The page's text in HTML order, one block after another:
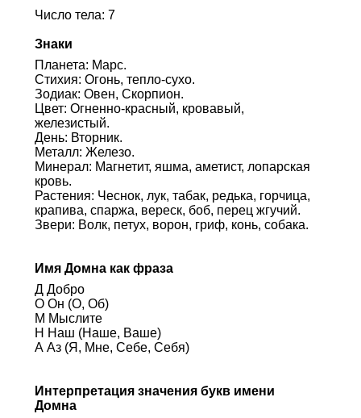
Число тела: 7
Знаки
Планета: Марс.
Стихия: Огонь, тепло-сухо.
Зодиак: Овен, Скорпион.
Цвет: Огненно-красный, кровавый,
железистый.
День: Вторник.
Металл: Железо.
Минерал: Магнетит, яшма, аметист, лопарская
кровь.
Растения: Чеснок, лук, табак, редька, горчица,
крапива, спаржа, вереск, боб, перец жгучий.
Звери: Волк, петух, ворон, гриф, конь, собака.
Имя Домна как фраза
Д Добро
О Он (О, Об)
М Мыслите
Н Наш (Наше, Ваше)
А Аз (Я, Мне, Себе, Себя)
Интерпретация значения букв имени
Домна